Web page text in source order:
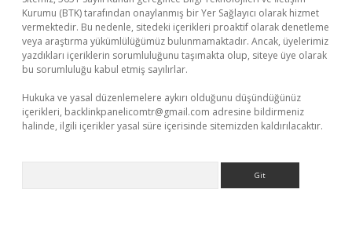
Kurumu (BTK) tarafından onaylanmış bir Yer Sağlayıcı olarak hizmet
vermektedir. Bu nedenle, sitedeki içerikleri proaktif olarak denetleme
veya araştırma yükümlülüğümüz bulunmamaktadır. Ancak, üyelerimiz
yazdıkları içeriklerin sorumluluğunu taşımakta olup, siteye üye olarak
bu sorumluluğu kabul etmiş sayılırlar.
Hukuka ve yasal düzenlemelere aykırı olduğunu düşündüğünüz
içerikleri, backlinkpanelicomtr@gmail.com adresine bildirmeniz
halinde, ilgili içerikler yasal süre içerisinde sitemizden kaldırılacaktır.